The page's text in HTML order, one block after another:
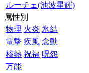
ルーチェ(池波星輝)
属性別
物理 火炎 氷結
電撃 疾風 念動
核熱 祝福 呪怨
万能